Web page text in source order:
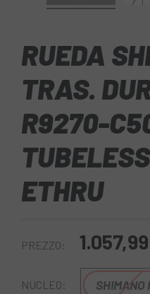
RUEDA
TRAS.
R9270-
ETHRU
PREZZO:
NUCLEO: SHIMANO